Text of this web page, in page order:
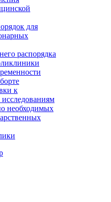
для
распорядка
к
необходимых